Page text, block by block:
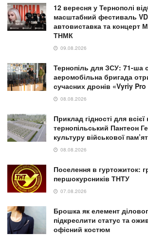
12 вересня у Тернополі
масштабний фестиваль
автовиставка та концерт
ТНМК
09.08.2026
Тернопіль для ЗСУ: 71-ша
аеромобільна бригада
сучасних дронів «Vyriy Pro
08.08.2026
Приклад гідності для всієї
тернопільський Пантеон
культуру військової
08.08.2026
Поселення в гуртожиток:
першокурсників ТНТУ
07.08.2026
Брошка як елемент
підкреслити статус та
офісний костюм